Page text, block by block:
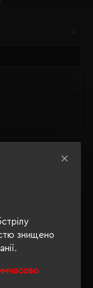
знищено